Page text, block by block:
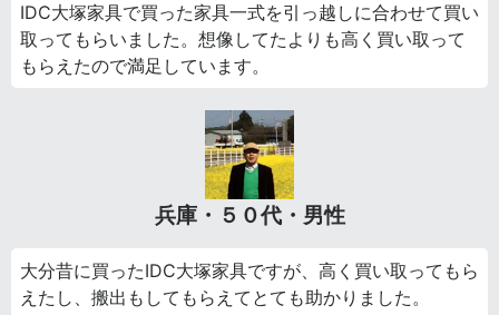
IDC大塚家具で買った家具一式を引っ越しに合わせて買い
取ってもらいました。想像してたよりも高く買い取って
もらえたので満足しています。
兵庫・５０代・男性
大分昔に買ったIDC大塚家具ですが、高く買い取ってもら
えたし、搬出もしてもらえてとても助かりました。